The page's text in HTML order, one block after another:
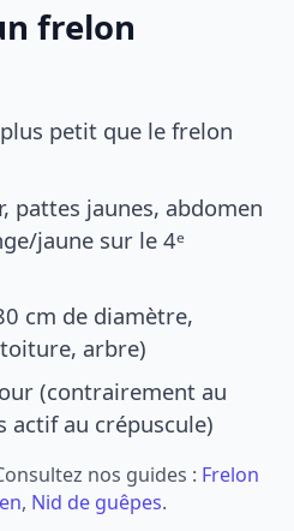
frelon
petit que le frelon
pattes jaunes, abdomen
jaune sur le 4ᵉ
cm de diamètre,
arbre)
(contrairement au
actif au crépuscule)
nos guides : Frelon
, Nid de guêpes.